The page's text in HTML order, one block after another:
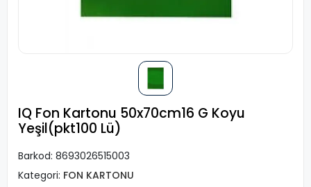
IQ Fon Kartonu 50x70cm16 G Koyu
Yeşil(pkt100 Lü)
Barkod: 8693026515003
Kategori: FON KARTONU